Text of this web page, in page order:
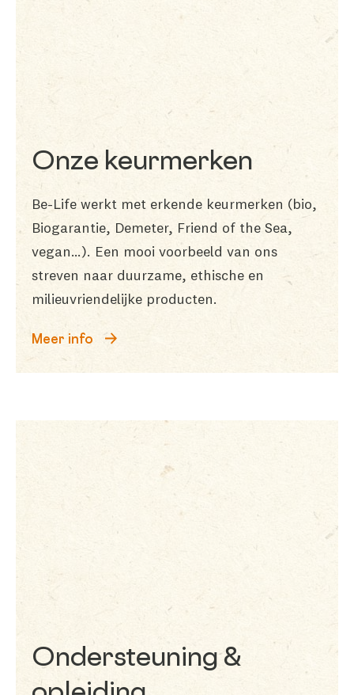
Onze keurmerken
Be-Life werkt met erkende keurmerken (bio,
Biogarantie, Demeter, Friend of the Sea,
vegan…). Een mooi voorbeeld van ons
streven naar duurzame, ethische en
milieuvriendelijke producten.
Meer info
Ondersteuning &